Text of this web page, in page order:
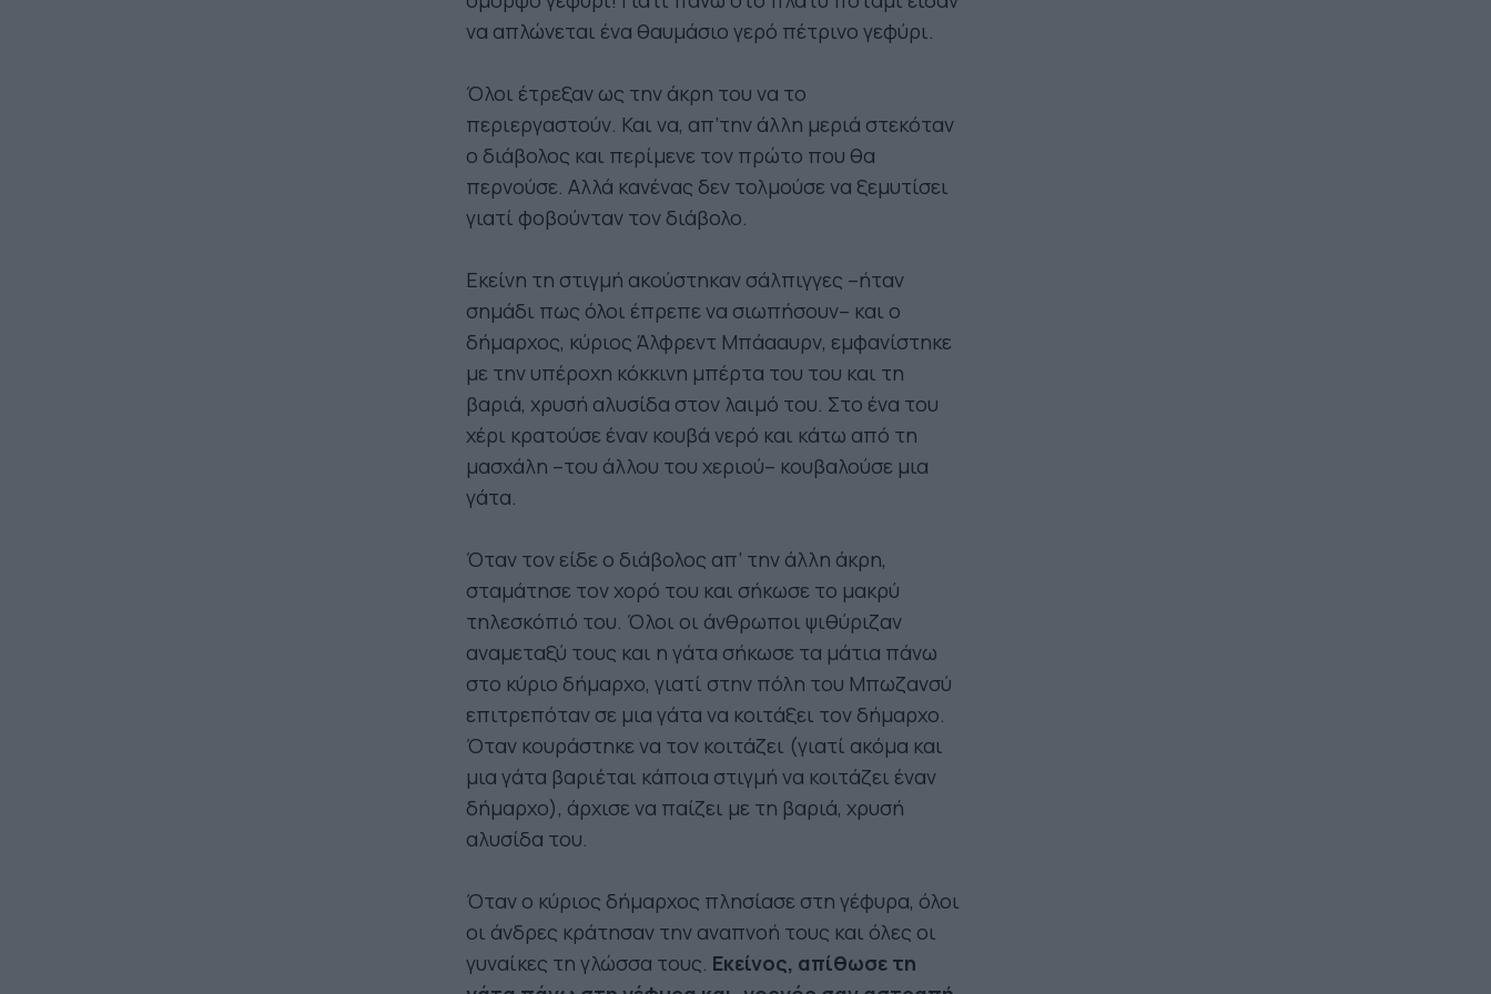
να απλώνεται ένα θαυμάσιο γερό πέτρινο γεφύρι.
Όλοι έτρεξαν ως την άκρη του να το
περιεργαστούν. Και να, απ’την άλλη μεριά στεκόταν
ο διάβολος και περίμενε τον πρώτο που θα
περνούσε. Αλλά κανένας δεν τολμούσε να ξεμυτίσει
γιατί φοβούνταν τον διάβολο.
Εκείνη τη στιγμή ακούστηκαν σάλπιγγες –ήταν
σημάδι πως όλοι έπρεπε να σιωπήσουν– και ο
δήμαρχος, κύριος Άλφρεντ Μπάααυρν, εμφανίστηκε
με την υπέροχη κόκκινη μπέρτα του του και τη
βαριά, χρυσή αλυσίδα στον λαιμό του. Στο ένα του
χέρι κρατούσε έναν κουβά νερό και κάτω από τη
μασχάλη –του άλλου του χεριού– κουβαλούσε μια
γάτα.
Όταν τον είδε ο διάβολος απ’ την άλλη άκρη,
σταμάτησε τον χορό του και σήκωσε το μακρύ
τηλεσκόπιό του. Όλοι οι άνθρωποι ψιθύριζαν
αναμεταξύ τους και η γάτα σήκωσε τα μάτια πάνω
στο κύριο δήμαρχο, γιατί στην πόλη του Μπωζανσύ
επιτρεπόταν σε μια γάτα να κοιτάξει τον δήμαρχο.
Όταν κουράστηκε να τον κοιτάζει (γιατί ακόμα και
μια γάτα βαριέται κάποια στιγμή να κοιτάζει έναν
δήμαρχο), άρχισε να παίζει με τη βαριά, χρυσή
αλυσίδα του.
Όταν ο κύριος δήμαρχος πλησίασε στη γέφυρα, όλοι
οι άνδρες κράτησαν την αναπνοή τους και όλες οι
γυναίκες τη γλώσσα τους. Εκείνος, απίθωσε τη